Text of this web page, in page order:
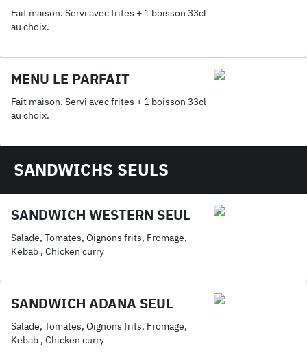
Fait maison. Servi avec frites + 1 boisson 33cl
au choix.
MENU LE PARFAIT
Fait maison. Servi avec frites + 1 boisson 33cl
au choix.
SANDWICHS SEULS
SANDWICH WESTERN SEUL
Salade, Tomates, Oignons frits, Fromage,
Kebab , Chicken curry
SANDWICH ADANA SEUL
Salade, Tomates, Oignons frits, Fromage,
Kebab , Chicken curry